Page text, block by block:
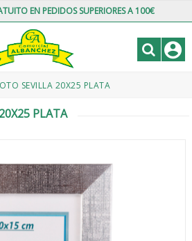
EN PEDIDOS SUPERIORES A 100€
SEVILLA 20X25 PLATA
PLATA